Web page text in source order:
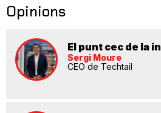
Opinions
El punt cec de la
Sergi Moure
CEO de Techtail